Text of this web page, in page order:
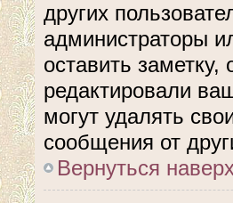
других
администраторы
оставить заметку,
редактировали
могут удалять
сообщения от
Вернуться